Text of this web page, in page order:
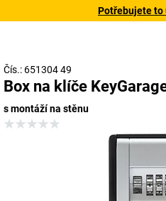
Potřebujete to
Čís.: 651304 49
Box na klíče
s montáží na stěnu